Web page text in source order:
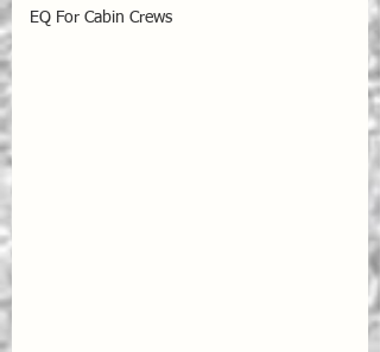
EQ For Cabin Crews